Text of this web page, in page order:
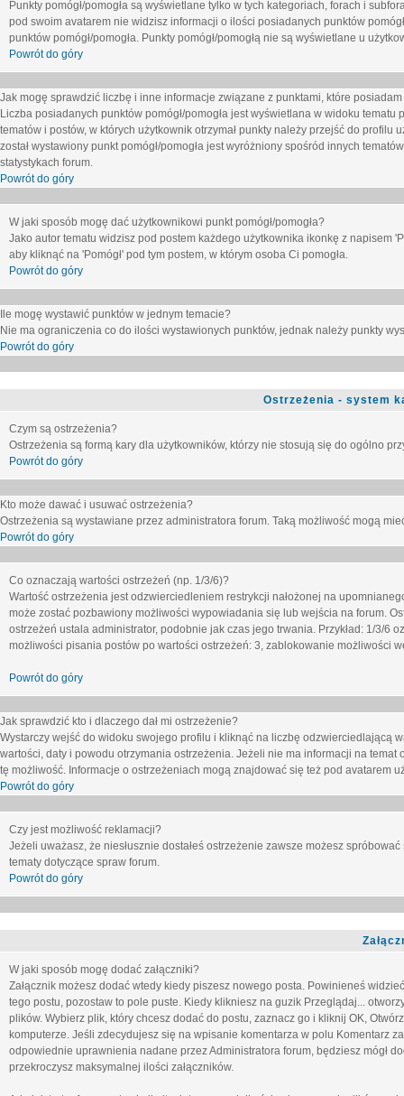
Punkty pomógł/pomogła są wyświetlane tylko w tych kategoriach, forach i
pod swoim avatarem nie widzisz informacji o ilości posiadanych punktów
punktów pomógł/pomogła. Punkty pomógł/pomogłą nie są wyświetlane u
Powrót do góry
Jak mogę sprawdzić liczbę i inne informacje związane z punktami, które
Liczba posiadanych punktów pomógł/pomogła jest wyświetlana w widoku
tematów i postów, w których użytkownik otrzymał punkty należy przejść do
został wystawiony punkt pomógł/pomogła jest wyróżniony spośród innych
statystykach forum.
Powrót do góry
W jaki sposób mogę dać użytkownikowi punkt pomógł/pomogła?
Jako autor tematu widzisz pod postem każdego użytkownika ikonkę z napisem
aby kliknąć na 'Pomógł' pod tym postem, w którym osoba Ci pomogła.
Powrót do góry
Ile mogę wystawić punktów w jednym temacie?
Nie ma ograniczenia co do ilości wystawionych punktów, jednak należy punkty
Powrót do góry
Ostrzeżenia - system
Czym są ostrzeżenia?
Ostrzeżenia są formą kary dla użytkowników, którzy nie stosują się do ogólno
Powrót do góry
Kto może dawać i usuwać ostrzeżenia?
Ostrzeżenia są wystawiane przez administratora forum. Taką możliwość mogą
Powrót do góry
Co oznaczają wartości ostrzeżeń (np. 1/3/6)?
Wartość ostrzeżenia jest odzwierciedleniem restrykcji nałożonej na
może zostać pozbawiony możliwości wypowiadania się lub wejścia na forum.
ostrzeżeń ustala administrator, podobnie jak czas jego trwania. Przykład: 1/3/6
możliwości pisania postów po wartości ostrzeżeń: 3, zablokowanie możliwości
Powrót do góry
Jak sprawdzić kto i dlaczego dał mi ostrzeżenie?
Wystarczy wejść do widoku swojego profilu i kliknąć na liczbę odzwierciedlającą
wartości, daty i powodu otrzymania ostrzeżenia. Jeżeli nie ma informacji na temat
tę możliwość. Informacje o ostrzeżeniach mogą znajdować się też pod avatarem
Powrót do góry
Czy jest możliwość reklamacji?
Jeżeli uważasz, że niesłusznie dostałeś ostrzeżenie zawsze możesz
tematy dotyczące spraw forum.
Powrót do góry
W jaki sposób mogę dodać załączniki?
Załącznik możesz dodać wtedy kiedy piszesz nowego posta. Powinieneś
tego postu, pozostaw to pole puste. Kiedy klikniesz na guzik Przeglądaj...
plików. Wybierz plik, który chcesz dodać do postu, zaznacz go i kliknij OK,
komputerze. Jeśli zdecydujesz się na wpisanie komentarza w polu Komentarz
odpowiednie uprawnienia nadane przez Administratora forum, będziesz mógł
przekroczysz maksymalnej ilości załączników.